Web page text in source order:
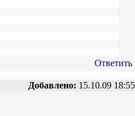
Ответить
Добавлено: 15.10.09 18:55